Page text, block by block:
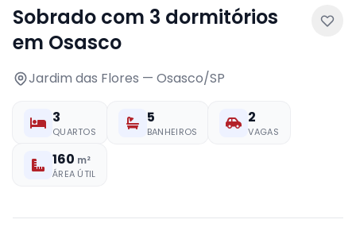
Sobrado com 3 dormitórios
em Osasco
Jardim das Flores — Osasco/SP
3
QUARTOS
5
BANHEIROS
2
VAGAS
160 m²
ÁREA ÚTIL